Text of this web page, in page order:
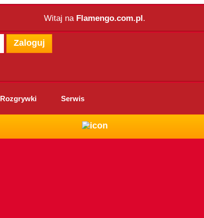
Witaj na Flamengo.com.pl.
Zaloguj
Rozgrywki Serwis